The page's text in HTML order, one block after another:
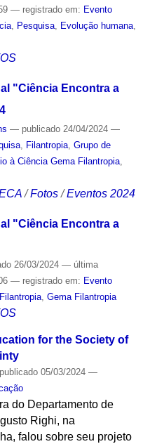
— registrado em: Evento
, Pesquisa, Evolução humana,
"Ciência Encontra a
— publicado24/04/2024 —
, Filantropia, Grupo de
à Ciência Gema Filantropia,
/Fotos /Eventos 2024
"Ciência Encontra a
26/03/2024 — última
— registrado em: Evento
Filantropia, Gema Filantropia
for the Society of
publicado05/03/2024 —
do Departamento de
Righi, na
falou sobre seu projeto